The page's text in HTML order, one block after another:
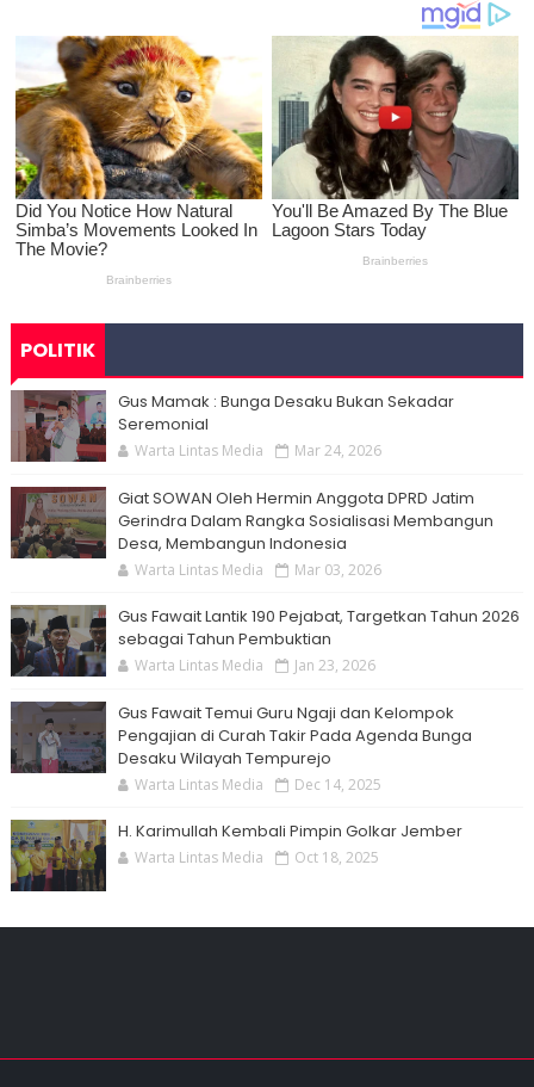
POLITIK
Gus Mamak : Bunga Desaku Bukan Sekadar
Seremonial
Warta Lintas Media Mar 24, 2026
Giat SOWAN Oleh Hermin Anggota DPRD Jatim
Gerindra Dalam Rangka Sosialisasi Membangun
Desa, Membangun Indonesia
Warta Lintas Media Mar 03, 2026
Gus Fawait Lantik 190 Pejabat, Targetkan Tahun 2026
sebagai Tahun Pembuktian
Warta Lintas Media Jan 23, 2026
Gus Fawait Temui Guru Ngaji dan Kelompok
Pengajian di Curah Takir Pada Agenda Bunga
Desaku Wilayah Tempurejo
Warta Lintas Media Dec 14, 2025
H. Karimullah Kembali Pimpin Golkar Jember
Warta Lintas Media Oct 18, 2025